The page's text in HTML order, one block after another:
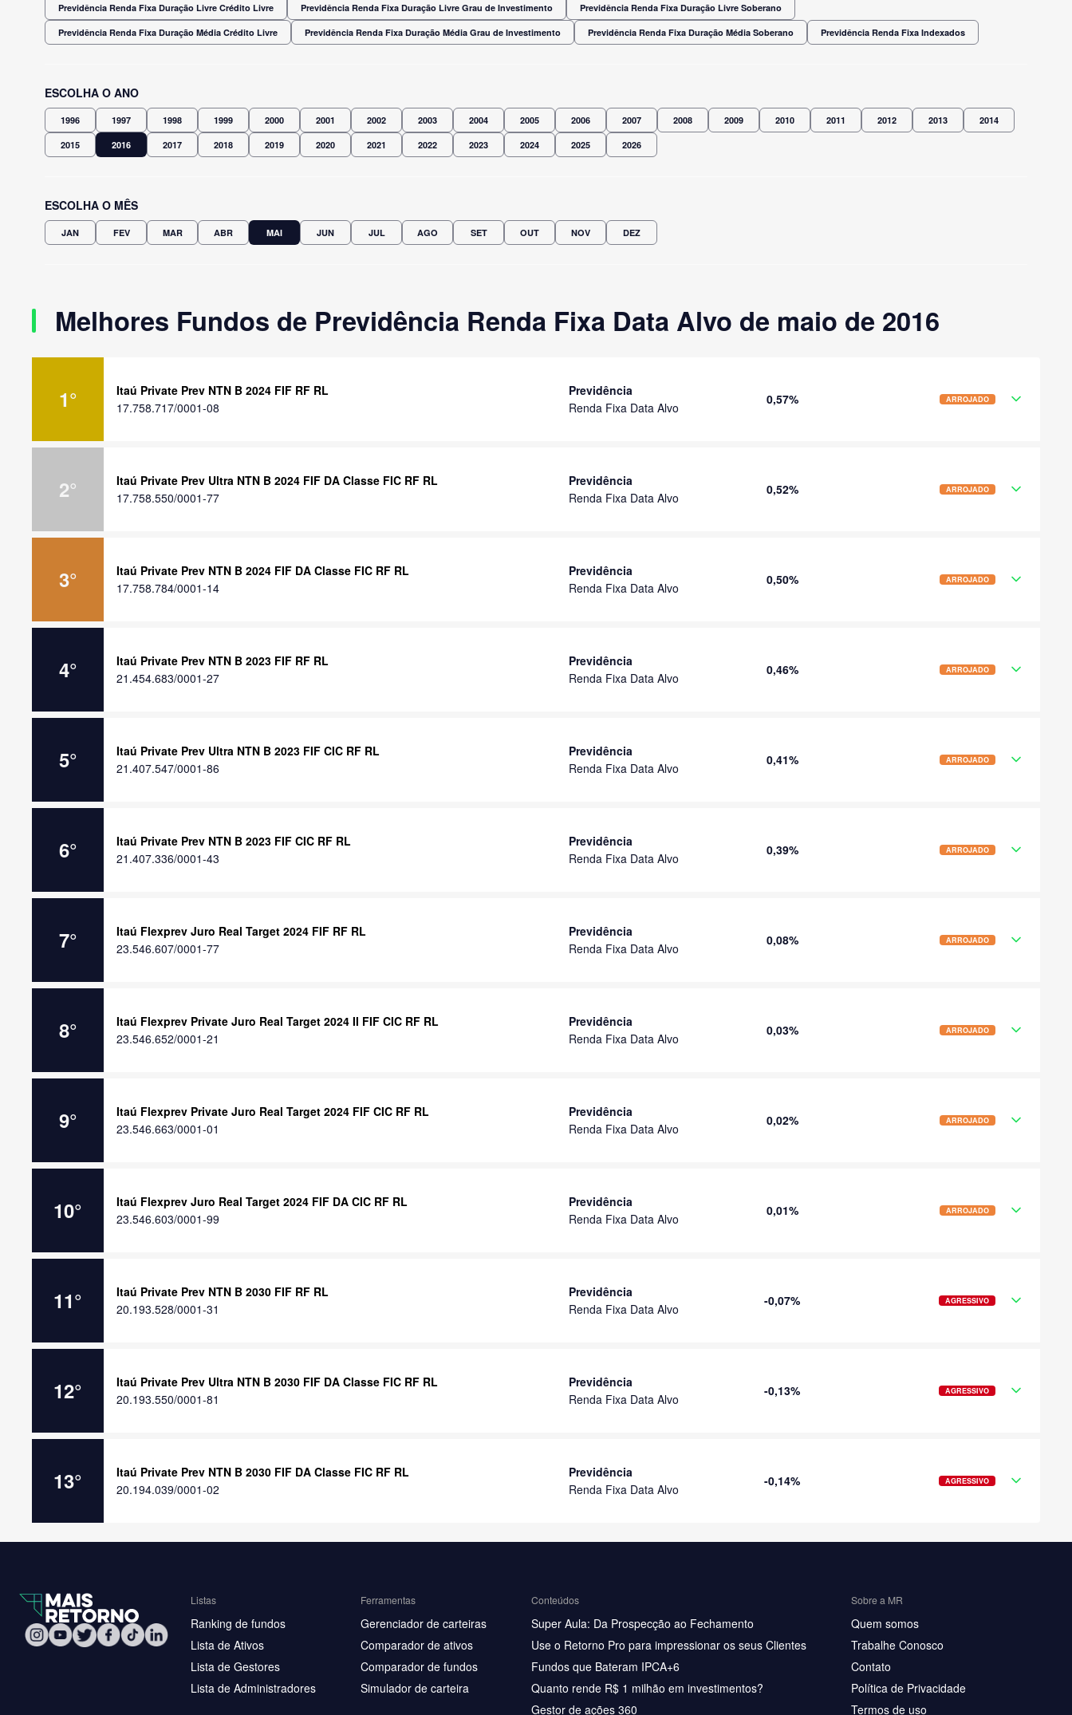
Previdência Renda Fixa Duração Livre Crédito Livre Previdência Renda Fixa Duração Livre Grau de Investimento Previdência Renda Fixa Duração Livre Soberano
Previdência Renda Fixa Duração Média Crédito Livre Previdência Renda Fixa Duração Média Grau de Investimento Previdência Renda Fixa Duração Média Soberano Previdência Renda Fixa Indexados
ESCOLHA O ANO
1996 1997 1998 1999 2000 2001 2002 2003 2004 2005 2006 2007 2008 2009 2010 2011 2012 2013 2014
2015 2016 2017 2018 2019 2020 2021 2022 2023 2024 2025 2026
ESCOLHA O MÊS
JAN FEV MAR ABR MAI JUN JUL AGO SET OUT NOV DEZ
Melhores Fundos de Previdência Renda Fixa Data Alvo de maio de 2016
1°
Itaú Private Prev NTN B 2024 FIF RF RL
17.758.717/0001-08
Previdência
Renda Fixa Data Alvo
0,57% ARROJADO
2°
Itaú Private Prev Ultra NTN B 2024 FIF DA Classe FIC RF RL
17.758.550/0001-77
Previdência
Renda Fixa Data Alvo
0,52% ARROJADO
3°
Itaú Private Prev NTN B 2024 FIF DA Classe FIC RF RL
17.758.784/0001-14
Previdência
Renda Fixa Data Alvo
0,50% ARROJADO
4°
Itaú Private Prev NTN B 2023 FIF RF RL
21.454.683/0001-27
Previdência
Renda Fixa Data Alvo
0,46% ARROJADO
5°
Itaú Private Prev Ultra NTN B 2023 FIF CIC RF RL
21.407.547/0001-86
Previdência
Renda Fixa Data Alvo
0,41% ARROJADO
6°
Itaú Private Prev NTN B 2023 FIF CIC RF RL
21.407.336/0001-43
Previdência
Renda Fixa Data Alvo
0,39% ARROJADO
7°
Itaú Flexprev Juro Real Target 2024 FIF RF RL
23.546.607/0001-77
Previdência
Renda Fixa Data Alvo
0,08% ARROJADO
8°
Itaú Flexprev Private Juro Real Target 2024 II FIF CIC RF RL
23.546.652/0001-21
Previdência
Renda Fixa Data Alvo
0,03% ARROJADO
9°
Itaú Flexprev Private Juro Real Target 2024 FIF CIC RF RL
23.546.663/0001-01
Previdência
Renda Fixa Data Alvo
0,02% ARROJADO
10°
Itaú Flexprev Juro Real Target 2024 FIF DA CIC RF RL
23.546.603/0001-99
Previdência
Renda Fixa Data Alvo
0,01% ARROJADO
11°
Itaú Private Prev NTN B 2030 FIF RF RL
20.193.528/0001-31
Previdência
Renda Fixa Data Alvo
-0,07% AGRESSIVO
12°
Itaú Private Prev Ultra NTN B 2030 FIF DA Classe FIC RF RL
20.193.550/0001-81
Previdência
Renda Fixa Data Alvo
-0,13% AGRESSIVO
13°
Itaú Private Prev NTN B 2030 FIF DA Classe FIC RF RL
20.194.039/0001-02
Previdência
Renda Fixa Data Alvo
-0,14% AGRESSIVO
Listas
Ranking de fundos
Lista de Ativos
Lista de Gestores
Lista de Administradores
Ferramentas
Gerenciador de carteiras
Comparador de ativos
Comparador de fundos
Simulador de carteira
Conteúdos
Super Aula: Da Prospecção ao Fechamento
Use o Retorno Pro para impressionar os seus Clientes
Fundos que Bateram IPCA+6
Quanto rende R$ 1 milhão em investimentos?
Gestor de ações 360
Sobre a MR
Quem somos
Trabalhe Conosco
Contato
Política de Privacidade
Termos de uso